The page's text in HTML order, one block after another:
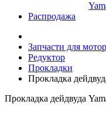
Распродажа
Запчасти для
Редуктор
Прокладки
Прокладка
Прокладка дейдвуда